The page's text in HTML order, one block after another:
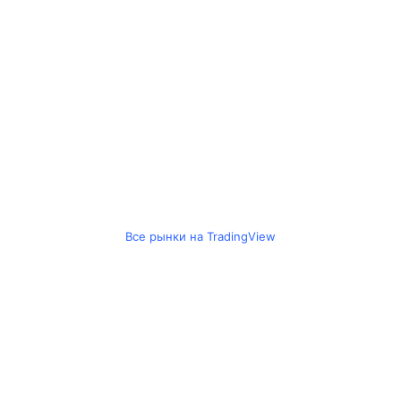
Все рынки на TradingView